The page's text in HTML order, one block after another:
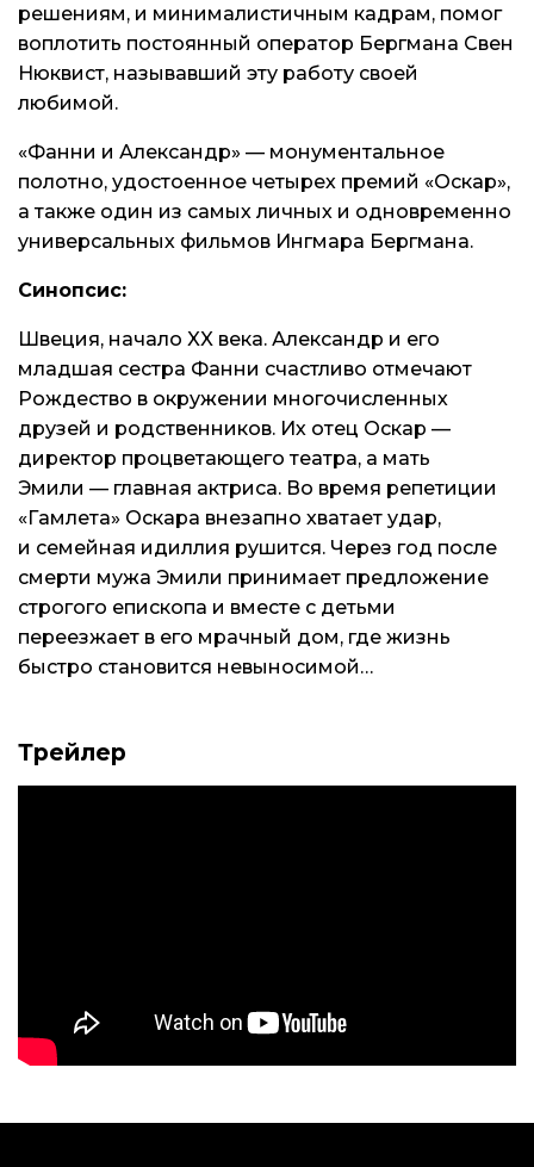
решениям, и минималистичным кадрам, помог
воплотить постоянный оператор Бергмана Свен
Нюквист, называвший эту работу своей
любимой.
«Фанни и Александр» — монументальное
полотно, удостоенное четырех премий «Оскар»,
а также один из самых личных и одновременно
универсальных фильмов Ингмара Бергмана.
Синопсис:
Швеция, начало XX века. Александр и его
младшая сестра Фанни счастливо отмечают
Рождество в окружении многочисленных
друзей и родственников. Их отец Оскар —
директор процветающего театра, а мать
Эмили — главная актриса. Во время репетиции
«Гамлета» Оскара внезапно хватает удар,
и семейная идиллия рушится. Через год после
смерти мужа Эмили принимает предложение
строгого епископа и вместе с детьми
переезжает в его мрачный дом, где жизнь
быстро становится невыносимой…
Трейлер